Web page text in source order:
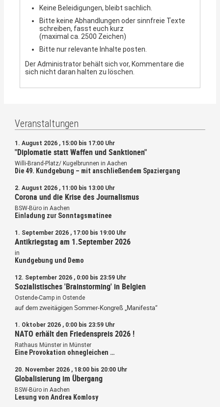
Keine Beleidigungen, bleibt sachlich.
Bitte keine Abhandlungen oder sinnfreie Texte
schreiben, fasst euch kurz
(maximal ca. 2500 Zeichen)
Bitte nur relevante Inhalte posten.
Der Administrator behält sich vor, Kommentare die
sich nicht daran halten zu löschen.
Veranstaltungen
1. August 2026 , 15:00 bis 17:00 Uhr
"Diplomatie statt Waffen und Sanktionen"
Willi-Brand-Platz/ Kugelbrunnen in Aachen
Die 49. Kundgebung – mit anschließendem Spaziergang
2. August 2026 , 11:00 bis 13:00 Uhr
Corona und die Krise des Journalismus
BSW-Büro in Aachen
Einladung zur Sonntagsmatinee
1. September 2026 , 17:00 bis 19:00 Uhr
Antikriegstag am 1.September 2026
in
Kundgebung und Demo
12. September 2026 , 0:00 bis 23:59 Uhr
Sozialistisches 'Brainstorming' in Belgien
Ostende-Camp in Ostende
auf dem zweitägigen Sommer-Kongreß „Manifesta“
1. Oktober 2026 , 0:00 bis 23:59 Uhr
NATO erhält den Friedenspreis 2026 !
Rathaus Münster in Münster
Eine Provokation ohnegleichen …
20. November 2026 , 18:00 bis 20:00 Uhr
Globalisierung im Übergang
BSW-Büro in Aachen
Lesung von Andrea Komlosy